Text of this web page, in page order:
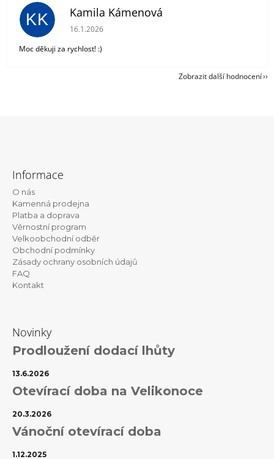
KK Kamila Kámenová
Hodnocení obchodu je 5 z 5 hvězdiček.
16.1.2026
Moc děkuji za rychlost! :)
Zobrazit další hodnocení
Informace
O nás
Kamenná prodejna
Platba a doprava
Věrnostní program
Velkoobchodní odběr
Obchodní podmínky
Zásady ochrany osobních údajů
FAQ
Kontakt
Novinky
Prodloužení dodací lhůty
13.6.2026
Otevírací doba na Velikonoce
20.3.2026
Vánoční otevírací doba
1.12.2025